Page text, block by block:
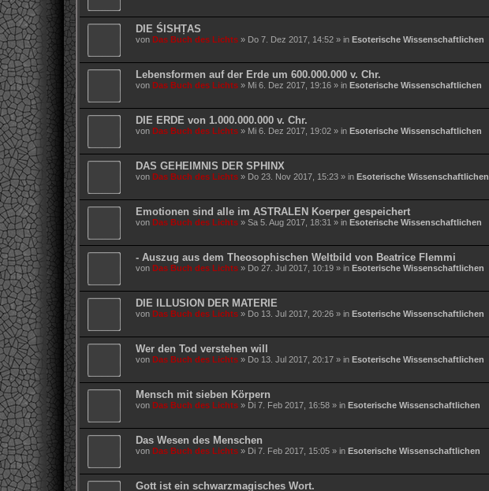
DIE ŚISHṬAS
von Das Buch des Lichts » Do 7. Dez 2017, 14:52 » in Esoterische Wissenschaftlichen
Lebensformen auf der Erde um 600.000.000 v. Chr.
von Das Buch des Lichts » Mi 6. Dez 2017, 19:16 » in Esoterische Wissenschaftlichen
DIE ERDE von 1.000.000.000 v. Chr.
von Das Buch des Lichts » Mi 6. Dez 2017, 19:02 » in Esoterische Wissenschaftlichen
DAS GEHEIMNIS DER SPHINX
von Das Buch des Lichts » Do 23. Nov 2017, 15:23 » in Esoterische Wissenschaftlichen
Emotionen sind alle im ASTRALEN Koerper gespeichert
von Das Buch des Lichts » Sa 5. Aug 2017, 18:31 » in Esoterische Wissenschaftlichen
- Auszug aus dem Theosophischen Weltbild von Beatrice Flemmi
von Das Buch des Lichts » Do 27. Jul 2017, 10:19 » in Esoterische Wissenschaftlichen
DIE ILLUSION DER MATERIE
von Das Buch des Lichts » Do 13. Jul 2017, 20:26 » in Esoterische Wissenschaftlichen
Wer den Tod verstehen will
von Das Buch des Lichts » Do 13. Jul 2017, 20:17 » in Esoterische Wissenschaftlichen
Mensch mit sieben Körpern
von Das Buch des Lichts » Di 7. Feb 2017, 16:58 » in Esoterische Wissenschaftlichen
Das Wesen des Menschen
von Das Buch des Lichts » Di 7. Feb 2017, 15:05 » in Esoterische Wissenschaftlichen
Gott ist ein schwarzmagisches Wort.